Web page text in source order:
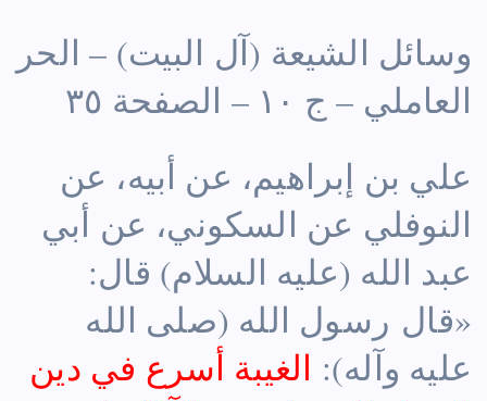
وسائل الشيعة (آل البيت) – الحر
العاملي – ج ١٠ – الصفحة ٣٥
علي بن إبراهيم، عن أبيه، عن
النوفلي عن السكوني، عن أبي
عبد الله (عليه السلام) قال:
«قال رسول الله (صلى الله
عليه وآله): الغيبة أسرع في دين